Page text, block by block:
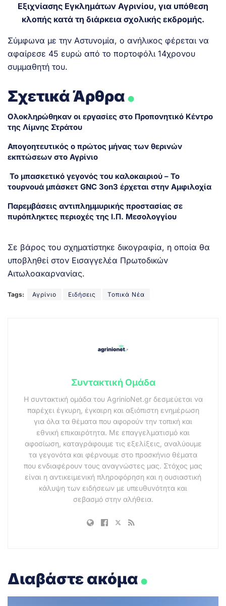
Εξιχνίασης Εγκλημάτων Αγρινίου, για υπόθεση
κλοπής κατά τη διάρκεια σχολικής εκδρομής.
Σύμφωνα με την Αστυνομία, ο ανήλικος φέρεται να
αφαίρεσε 45 ευρώ από το πορτοφόλι 14χρονου
συμμαθητή του.
Σχετικά Άρθρα.
Ολοκληρώθηκαν οι εργασίες στο Προπονητικό Κέντρο
της Λίμνης Στράτου
Απογοητευτικός ο πρώτος μήνας των θερινών
εκπτώσεων στο Αγρίνιο
Το μπασκετικό γεγονός του καλοκαιριού – Το
τουρνουά μπάσκετ GNC 3on3 έρχεται στην Αμφιλοχία
Παρεμβάσεις αντιπλημμυρικής προστασίας σε
πυρόπληκτες περιοχές της Ι.Π. Μεσολογγίου
Σε βάρος του σχηματίστηκε δικογραφία, η οποία θα
υποβληθεί στον Εισαγγελέα Πρωτοδικών
Αιτωλοακαρνανίας.
Tags: Αγρίνιο Ειδήσεις Τοπικά Νέα
Συντακτική Ομάδα
Η συντακτική ομάδα του AgrinioNet.gr δεσμεύεται να
παρέχει έγκυρη, έγκαιρη και αξιόπιστη ενημέρωση
για όλα τα θέματα που αφορούν την τοπική και
εθνική επικαιρότητα. Με επαγγελματισμό και
αφοσίωση, καταγράφουμε τις εξελίξεις, αναλύουμε
τα γεγονότα και φέρνουμε στο προσκήνιο θέματα
που ενδιαφέρουν τους αναγνώστες μας. Στόχος μας
είναι η αντικειμενική πληροφόρηση και η ουσιαστική
κάλυψη των ειδήσεων με υπευθυνότητα και
σεβασμό στην αλήθεια.
Διαβάστε ακόμα.